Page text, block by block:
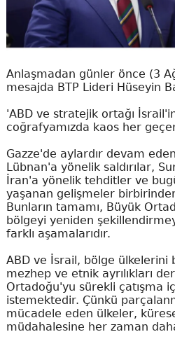
Anlaşmadan günler önce (3
mesajda BTP Lideri Hüseyin
'ABD ve stratejik ortağı
coğrafyamızda kaos her
Gazze'de aylardır devam
Lübnan'a yönelik saldırılar,
İran'a yönelik tehditler ve
yaşanan gelişmeler
Bunların tamamı, Büyük
bölgeyi yeniden
farklı aşamalarıdır.
ABD ve İsrail, bölge ülkelerini
mezhep ve etnik ayrılıkları
Ortadoğu'yu sürekli çatışma
istemektedir. Çünkü
mücadele eden ülkeler,
müdahalesine her zaman